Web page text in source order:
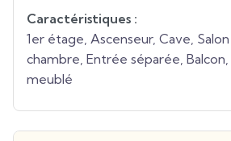
Caractéristiques :
1er étage, Ascenseur, Cave, Salon
chambre, Entrée séparée,
meublé